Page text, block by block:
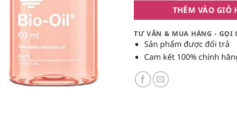
THÊM VÀO GIỎ
TƯ VẤN & MUA HÀNG - GỌI
Sản phẩm được đổi trả
Cam kết 100% chính